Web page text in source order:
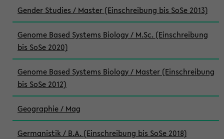
Gender Studies / Master (Einschreibung bis SoSe 2013)
Genome Based Systems Biology / M.Sc. (Einschreibung
bis SoSe 2020)
Genome Based Systems Biology / Master (Einschreibung
bis SoSe 2012)
Geographie / Mag
Germanistik / B.A. (Einschreibung bis SoSe 2018)